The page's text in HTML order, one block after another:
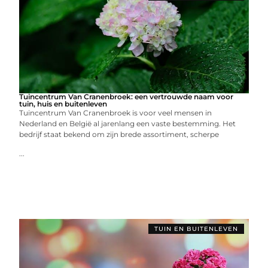
Tuincentrum Van Cranenbroek: een vertrouwde naam voor
tuin, huis en buitenleven
Tuincentrum Van Cranenbroek is voor veel mensen in
Nederland en België al jarenlang een vaste bestemming. Het
bedrijf staat bekend om zijn brede assortiment, scherpe
...
TUIN EN BUITENLEVEN